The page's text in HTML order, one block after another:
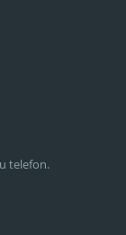
telefon.